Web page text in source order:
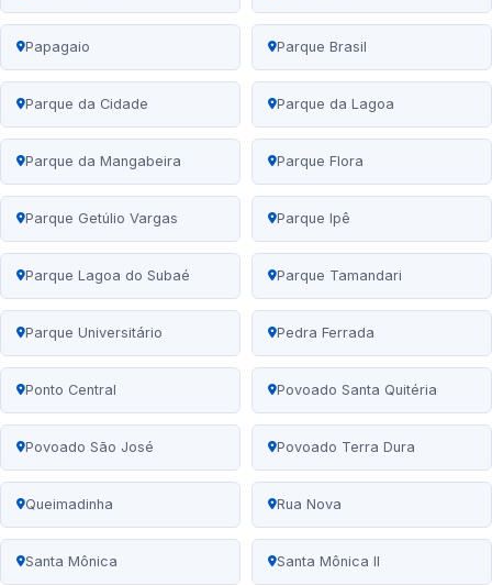
Papagaio Parque Brasil
Parque da Cidade Parque da Lagoa
Parque da Mangabeira Parque Flora
Parque Getúlio Vargas Parque Ipê
Parque Lagoa do Subaé Parque Tamandari
Parque Universitário Pedra Ferrada
Ponto Central Povoado Santa Quitéria
Povoado São José Povoado Terra Dura
Queimadinha Rua Nova
Santa Mônica Santa Mônica II